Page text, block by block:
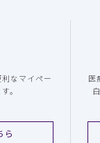
なマイペー
。
ら
医